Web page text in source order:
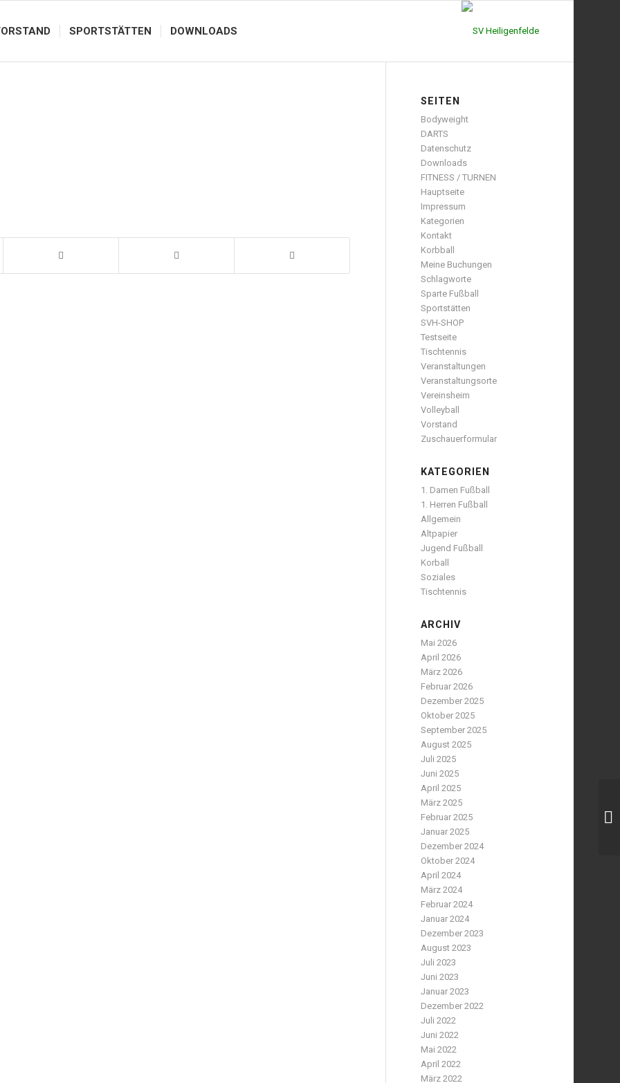
SPORTSTÄTTEN DOWNLOADS
SEITEN
Bodyweight
DARTS
Datenschutz
Downloads
FITNESS / TURNEN
Hauptseite
Impressum
Kategorien
Kontakt
Korbball
Meine Buchungen
Schlagworte
Sparte Fußball
Sportstätten
SVH-SHOP
Testseite
Tischtennis
Veranstaltungen
Veranstaltungsorte
Vereinsheim
Volleyball
Vorstand
Zuschauerformular
KATEGORIEN
1. Damen Fußball
1. Herren Fußball
Allgemein
Altpapier
Jugend Fußball
Korball
Soziales
Tischtennis
ARCHIV
Mai 2026
April 2026
März 2026
Februar 2026
Dezember 2025
Oktober 2025
September 2025
August 2025
Juli 2025
Juni 2025
April 2025
März 2025
Februar 2025
Januar 2025
Dezember 2024
Oktober 2024
April 2024
März 2024
Februar 2024
Januar 2024
Dezember 2023
August 2023
Juli 2023
Juni 2023
Januar 2023
Dezember 2022
Juli 2022
Juni 2022
Mai 2022
April 2022
März 2022